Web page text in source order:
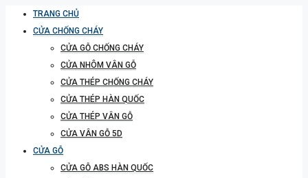
TRANG CHỦ
CỬA CHỐNG CHÁY
CỬA GỖ CHỐNG CHÁY
CỬA NHÔM VÂN GỖ
CỬA THÉP CHỐNG CHÁY
CỬA THÉP HÀN QUỐC
CỬA THÉP VÂN GỖ
CỬA VÂN GỖ 5D
CỬA GỖ
CỬA GỖ ABS HÀN QUỐC